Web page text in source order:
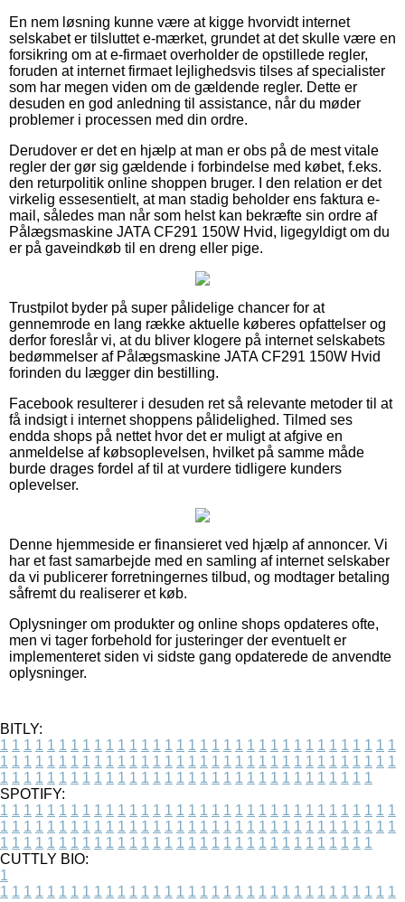
En nem løsning kunne være at kigge hvorvidt internet
selskabet er tilsluttet e-mærket, grundet at det skulle være en
forsikring om at e-firmaet overholder de opstillede regler,
foruden at internet firmaet lejlighedsvis tilses af specialister
som har megen viden om de gældende regler. Dette er
desuden en god anledning til assistance, når du møder
problemer i processen med din ordre.
Derudover er det en hjælp at man er obs på de mest vitale
regler der gør sig gældende i forbindelse med købet, f.eks.
den returpolitik online shoppen bruger. I den relation er det
virkelig essesentielt, at man stadig beholder ens faktura e-
mail, således man når som helst kan bekræfte sin ordre af
Pålægsmaskine JATA CF291 150W Hvid, ligegyldigt om du
er på gaveindkøb til en dreng eller pige.
Trustpilot byder på super pålidelige chancer for at
gennemrode en lang række aktuelle køberes opfattelser og
derfor foreslår vi, at du bliver klogere på internet selskabets
bedømmelser af Pålægsmaskine JATA CF291 150W Hvid
forinden du lægger din bestilling.
Facebook resulterer i desuden ret så relevante metoder til at
få indsigt i internet shoppens pålidelighed. Tilmed ses
endda shops på nettet hvor det er muligt at afgive en
anmeldelse af købsoplevelsen, hvilket på samme måde
burde drages fordel af til at vurdere tidligere kunders
oplevelser.
Denne hjemmeside er finansieret ved hjælp af annoncer. Vi
har et fast samarbejde med en samling af internet selskaber
da vi publicerer forretningernes tilbud, og modtager betaling
såfremt du realiserer et køb.
Oplysninger om produkter og online shops opdateres ofte,
men vi tager forbehold for justeringer der eventuelt er
implementeret siden vi sidste gang opdaterede de anvendte
oplysninger.
BITLY:
1 1 1 1 1 1 1 1 1 1 1 1 1 1 1 1 1 1 1 1 1 1 1 1 1 1 1 1 1 1 1 1 1 1
1 1 1 1 1 1 1 1 1 1 1 1 1 1 1 1 1 1 1 1 1 1 1 1 1 1 1 1 1 1 1 1 1 1
1 1 1 1 1 1 1 1 1 1 1 1 1 1 1 1 1 1 1 1 1 1 1 1 1 1 1 1 1 1 1 1
SPOTIFY:
1 1 1 1 1 1 1 1 1 1 1 1 1 1 1 1 1 1 1 1 1 1 1 1 1 1 1 1 1 1 1 1 1 1
1 1 1 1 1 1 1 1 1 1 1 1 1 1 1 1 1 1 1 1 1 1 1 1 1 1 1 1 1 1 1 1 1 1
1 1 1 1 1 1 1 1 1 1 1 1 1 1 1 1 1 1 1 1 1 1 1 1 1 1 1 1 1 1 1 1
CUTTLY BIO:
1
1 1 1 1 1 1 1 1 1 1 1 1 1 1 1 1 1 1 1 1 1 1 1 1 1 1 1 1 1 1 1 1 1 1